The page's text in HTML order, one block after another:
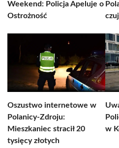
Weekend: Policja Apeluje o
Ostrożność
Oszustwo internetowe w
Polanicy-Zdroju:
Mieszkaniec stracił 20
tysięcy złotych
w